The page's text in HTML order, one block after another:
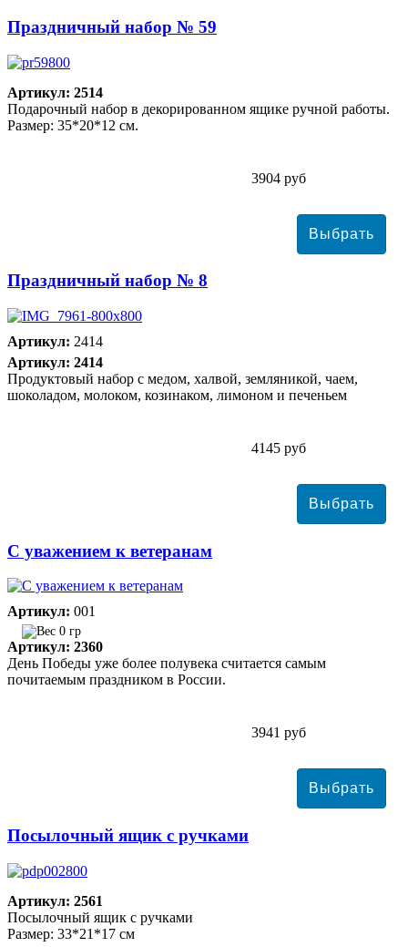
Праздничный набор № 59
Артикул: 2514
Подарочный набор в декорированном ящике ручной работы.
Размер: 35*20*12 см.
3904 руб
Праздничный набор № 8
Артикул: 2414
Артикул: 2414
Продуктовый набор с медом, халвой, земляникой, чаем,
шоколадом, молоком, козинаком, лимоном и печеньем
4145 руб
С уважением к ветеранам
Артикул: 001
0 гр
Артикул: 2360
День Победы уже более полувека считается самым
почитаемым праздником в России.
3941 руб
Посылочный ящик с ручками
Артикул: 2561
Посылочный ящик с ручками
Размер: 33*21*17 см